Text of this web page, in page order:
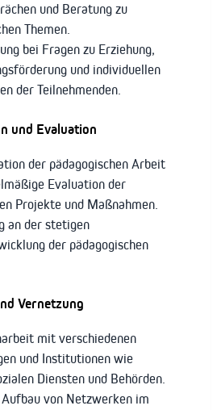
und Beratung zu
Themen.
bei Fragen zu Erziehung,
und individuellen
der Teilnehmenden.
und Evaluation
der pädagogischen Arbeit
Evaluation der
Projekte und Maßnahmen.
an der stetigen
der pädagogischen
Vernetzung
mit verschiedenen
und Institutionen wie
Diensten und Behörden.
von Netzwerken im